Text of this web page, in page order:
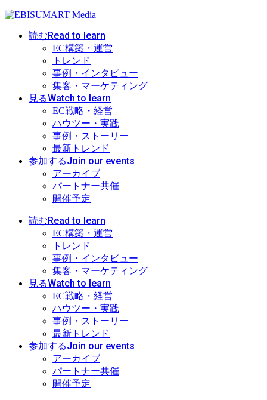
読むRead to learn
EC構築・運営
トレンド
事例・インタビュー
集客・マーケティング
見るWatch to learn
EC戦略・経営
ハウツー・実践
事例・ストーリー
最新トレンド
参加するJoin our events
アーカイブ
パートナー共催
開催予定
読むRead to learn
EC構築・運営
トレンド
事例・インタビュー
集客・マーケティング
見るWatch to learn
EC戦略・経営
ハウツー・実践
事例・ストーリー
最新トレンド
参加するJoin our events
アーカイブ
パートナー共催
開催予定